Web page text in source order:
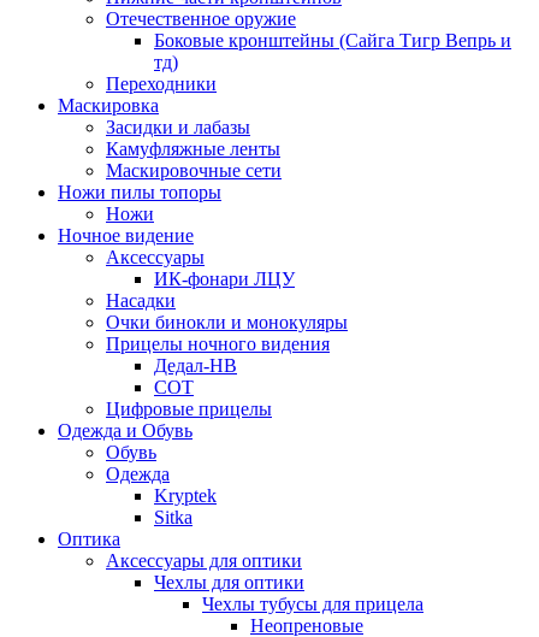
Отечественное оружие
Боковые кронштейны (Сайга Тигр Вепрь и
тд)
Переходники
Маскировка
Засидки и лабазы
Камуфляжные ленты
Маскировочные сети
Ножи пилы топоры
Ножи
Ночное видение
Аксессуары
ИК-фонари ЛЦУ
Насадки
Очки бинокли и монокуляры
Прицелы ночного видения
Дедал-НВ
СОТ
Цифровые прицелы
Одежда и Обувь
Обувь
Одежда
Kryptek
Sitka
Оптика
Аксессуары для оптики
Чехлы для оптики
Чехлы тубусы для прицела
Неопреновые